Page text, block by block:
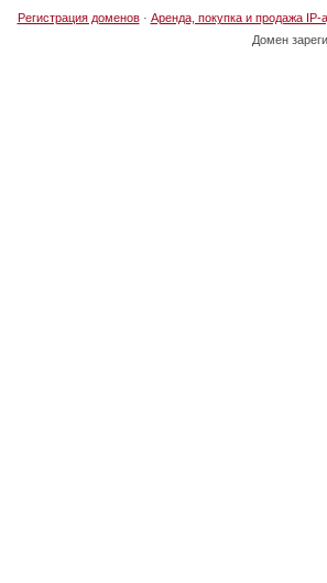
Регистрация доменов· Аренда, покупка и продажа IP-
Домен